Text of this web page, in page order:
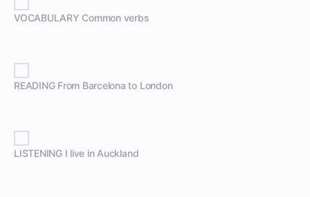
VOCABULARY Common verbs
READING From Barcelona to London
LISTENING I live in Auckland